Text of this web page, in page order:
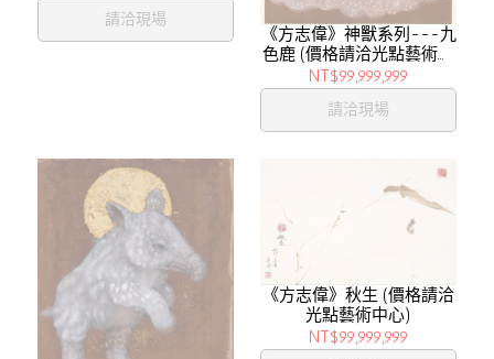
請洽現場
《方志偉》神獸系列---九
色鹿 (價格請洽光點藝術中
心)
NT$99,999,999
請洽現場
《方志偉》秋生 (價格請洽
光點藝術中心)
NT$99,999,999